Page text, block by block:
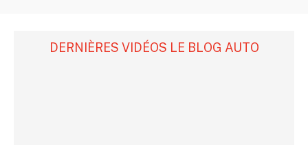
DERNIÈRES VIDÉOS LE BLOG AUTO